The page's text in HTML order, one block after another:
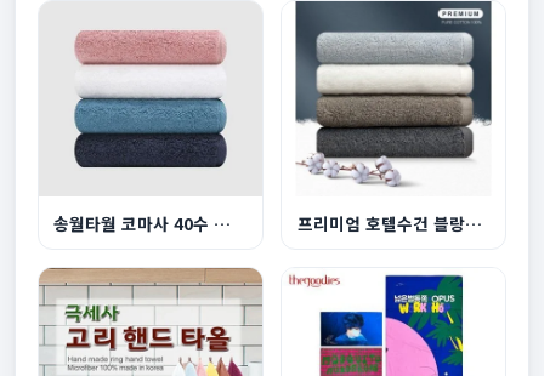
송월타월 코마사 40수 호텔수건 180g 1P 수건 프리미엄 호텔수건 블랑180g